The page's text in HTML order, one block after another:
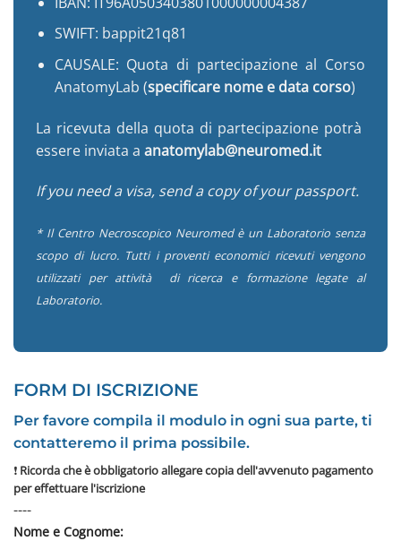
SWIFT: bappit21q81
CAUSALE: Quota di partecipazione al Corso
AnatomyLab (specificare nome e data corso)
La ricevuta della quota di partecipazione potrà
essere inviata a anatomylab@neuromed.it
If you need a visa, send a copy of your passport.
* Il Centro Necroscopico Neuromed è un Laboratorio senza
scopo di lucro. Tutti i proventi economici ricevuti vengono
utilizzati per attività di ricerca e formazione legate al
Laboratorio.
FORM DI ISCRIZIONE
Per favore compila il modulo in ogni sua parte, ti
contatteremo il prima possibile.
❗ Ricorda che è obbligatorio allegare copia dell'avvenuto pagamento
per effettuare l'iscrizione
----
Nome e Cognome: